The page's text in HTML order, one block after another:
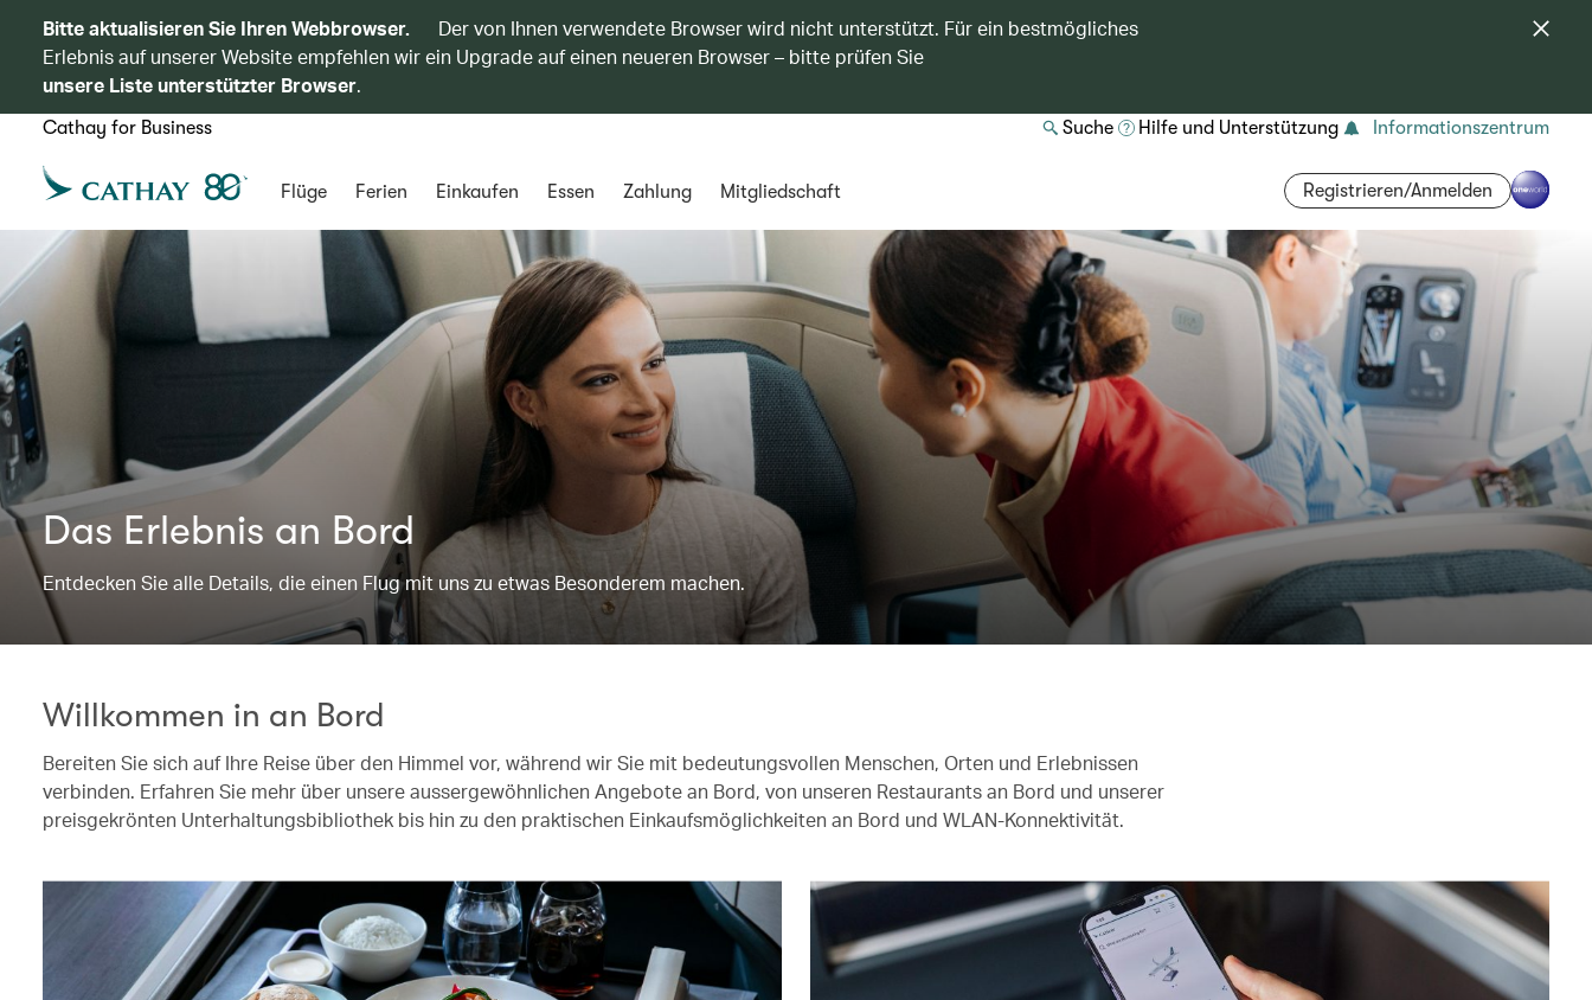
Bitte aktualisieren Sie Ihren Webbrowser.
Der von Ihnen verwendete Browser wird nicht unterstützt. Für ein bestmögliches
Erlebnis auf unserer Website empfehlen wir ein Upgrade auf einen neueren Browser – bitte prüfen Sie
unsere Liste unterstützter Browser.
Cathay for Business Suche Hilfe und Unterstützung Informationszentrum
Flüge Ferien Einkaufen Essen Zahlung Mitgliedschaft Registrieren/Anmelden
Das Erlebnis an Bord
Entdecken Sie alle Details, die einen Flug mit uns zu etwas Besonderem machen.
Willkommen in an Bord
Bereiten Sie sich auf Ihre Reise über den Himmel vor, während wir Sie mit bedeutungsvollen Menschen, Orten und Erlebnissen
verbinden. Erfahren Sie mehr über unsere aussergewöhnlichen Angebote an Bord, von unseren Restaurants an Bord und unserer
preisgekrönten Unterhaltungsbibliothek bis hin zu den praktischen Einkaufsmöglichkeiten an Bord und WLAN-Konnektivität.